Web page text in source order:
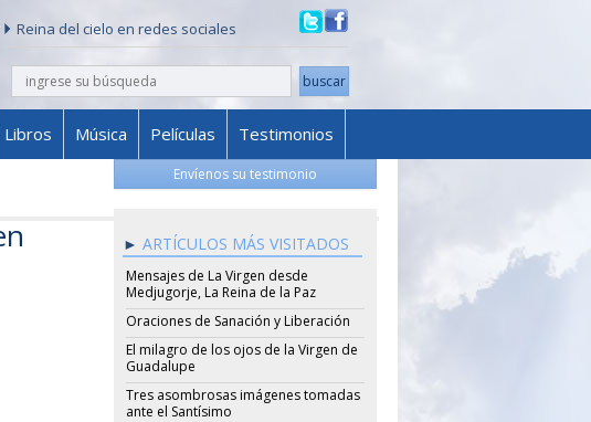
Reina del cielo en redes sociales
buscar
Libros Música Películas Testimonios
Envíenos su testimonio
ARTÍCULOS MÁS VISITADOS
Mensajes de La Virgen desde
Medjugorje, La Reina de la Paz
Oraciones de Sanación y Liberación
El milagro de los ojos de la Virgen de
Guadalupe
Tres asombrosas imágenes tomadas
ante el Santísimo